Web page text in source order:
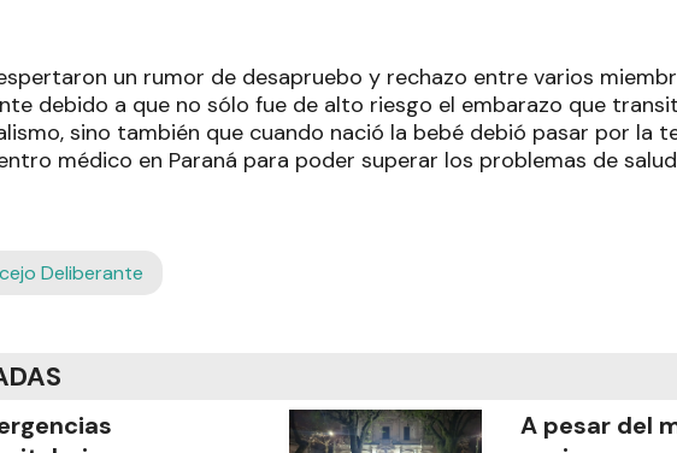
un rumor de desapruebo y rechazo entre varios
debido a que no sólo fue de alto riesgo el embarazo que
sino también que cuando nació la bebé debió pasar por la
médico en Paraná para poder superar los problemas de
Deliberante
A pesar del